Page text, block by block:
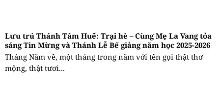
Lưu trú Thánh Tâm Huế: Trại hè – Cùng Mẹ La Vang tỏa
sáng Tin Mừng và Thánh Lễ Bế giảng năm học 2025-2026
Tháng Năm về, một tháng trong năm với tên gọi thật thơ
mộng, thật tươi...